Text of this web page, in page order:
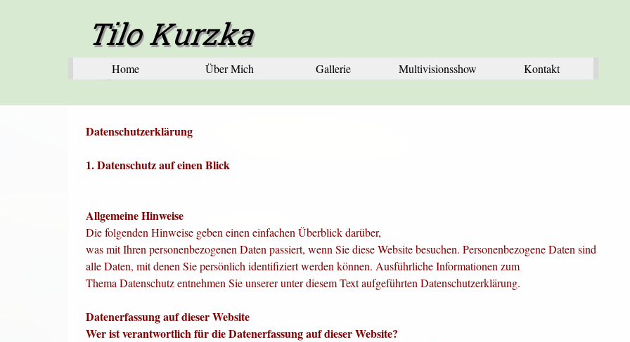
Tilo Kurzka
Fotografie Menü überspringen
Home Über Mich Gallerie ▼
Multivisionsshow Kontakt
Datenschutz­erklärung
1. Datenschutz auf einen Blick
Allgemeine Hinweise
Die folgenden Hinweise geben einen einfachen Überblick darüber,
was mit Ihren personenbezogenen Daten passiert, wenn Sie diese Website besuchen. Personenbezogene Daten sind
alle Daten, mit denen Sie persönlich identifiziert werden können. Ausführliche Informationen zum
Thema Datenschutz entnehmen Sie unserer unter diesem Text aufgeführten Datenschutzerklärung.
Datenerfassung auf dieser Website
Wer ist verantwortlich für die Datenerfassung auf dieserWebsite?